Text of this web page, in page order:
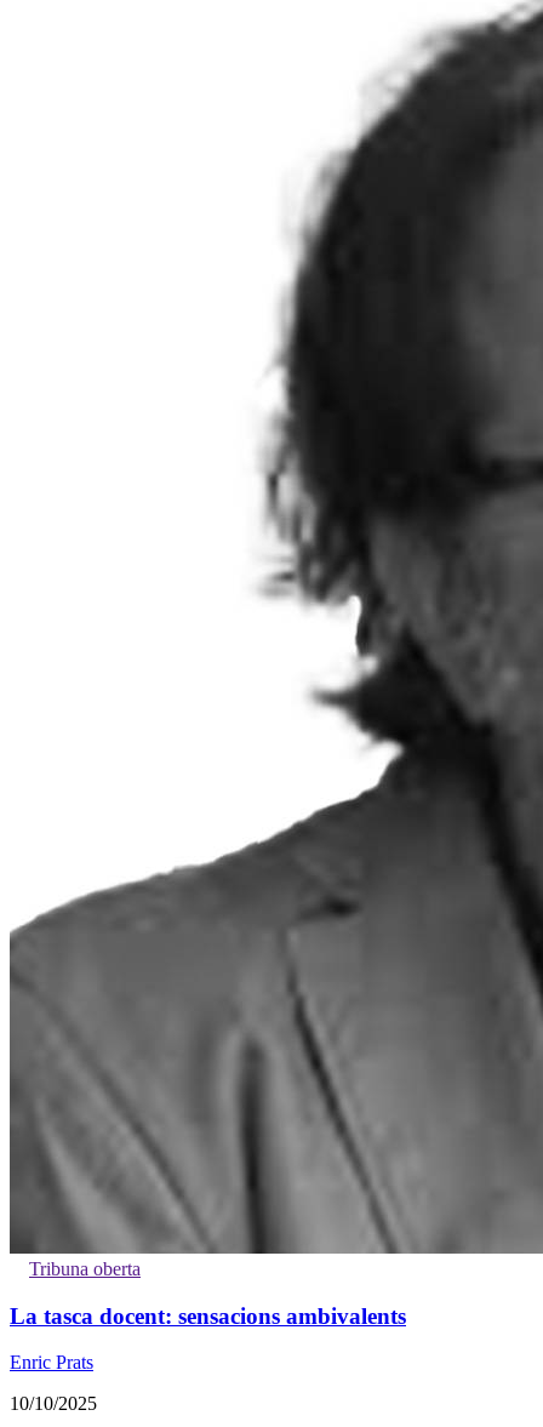
Tribuna oberta
La tasca docent: sensacions ambivalents
Enric Prats
10/10/2025